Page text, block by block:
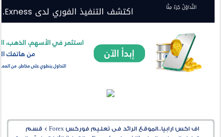
اف اكس ارابيا..الموقع الرائد فى تعليم فوركس Forex > قسم